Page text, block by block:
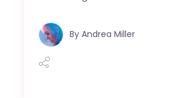
By Andrea Miller